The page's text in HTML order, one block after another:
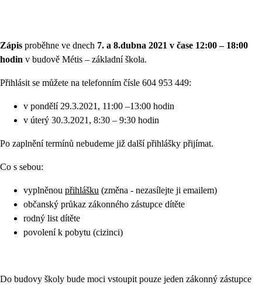
Zápis proběhne ve dnech 7. a 8.dubna 2021 v čase 12:00 – 18:00
hodin v budově Métis – základní škola.
Přihlásit se můžete na telefonním čísle 604 953 449:
v pondělí 29.3.2021, 11:00 –13:00 hodin
v úterý 30.3.2021, 8:30 – 9:30 hodin
Po zaplnění termínů nebudeme již další přihlášky přijímat.
Co s sebou:
vyplněnou přihlášku (změna - nezasílejte ji emailem)
občanský průkaz zákonného zástupce dítěte
rodný list dítěte
povolení k pobytu (cizinci)
Do budovy školy bude moci vstoupit pouze jeden zákonný zástupce